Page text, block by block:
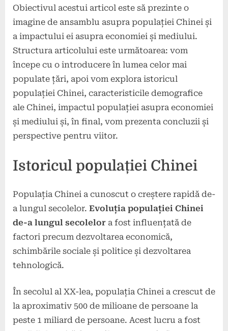
Obiectivul acestui articol este să prezinte o
imagine de ansamblu asupra populației Chinei și
a impactului ei asupra economiei și mediului.
Structura articolului este următoarea: vom
începe cu o introducere în lumea celor mai
populate țări, apoi vom explora istoricul
populației Chinei, caracteristicile demografice
ale Chinei, impactul populației asupra economiei
și mediului și, în final, vom prezenta concluzii și
perspective pentru viitor.
Istoricul populației Chinei
Populația Chinei a cunoscut o creștere rapidă de-
a lungul secolelor. Evoluția populației Chinei
de-a lungul secolelor a fost influențată de
factori precum dezvoltarea economică,
schimbările sociale și politice și dezvoltarea
tehnologică.
În secolul al XX-lea, populația Chinei a crescut de
la aproximativ 500 de milioane de persoane la
peste 1 miliard de persoane. Acest lucru a fost